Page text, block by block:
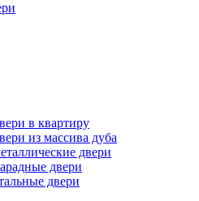
в квартиру
из массива дуба
двери
двери
двери